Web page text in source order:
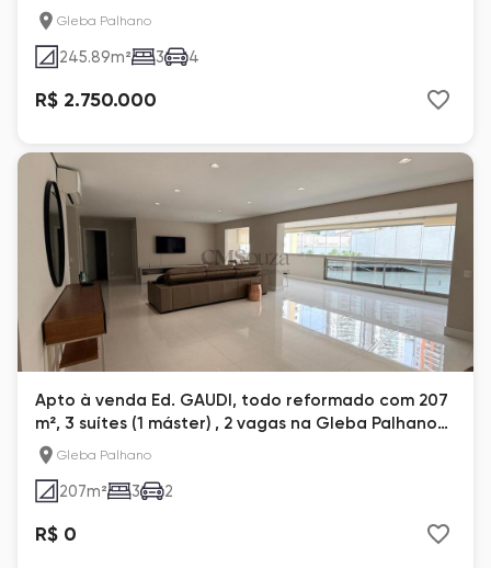
diferenciado, vista para o sol da manhã, 3 vagas –
Gleba Palhano.
Gleba Palhano
245.89m² 3 4
R$ 2.750.000
Apto à venda Ed. GAUDI, todo reformado com 207
m², 3 suítes (1 máster) , 2 vagas na Gleba Palhano
em Londrina
Gleba Palhano
207m² 3 2
R$ 0